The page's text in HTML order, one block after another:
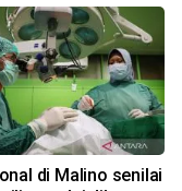
di Malino senilai